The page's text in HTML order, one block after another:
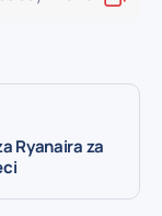
Ryanaira za